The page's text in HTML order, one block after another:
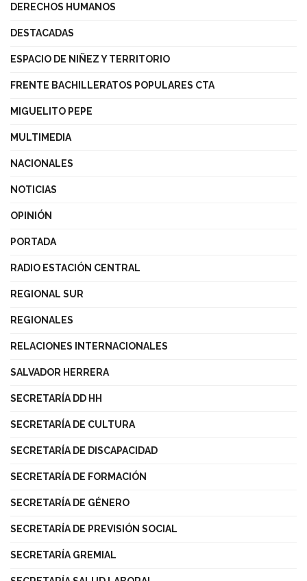
DERECHOS HUMANOS
DESTACADAS
ESPACIO DE NIÑEZ Y TERRITORIO
FRENTE BACHILLERATOS POPULARES CTA
MIGUELITO PEPE
MULTIMEDIA
NACIONALES
NOTICIAS
OPINIÓN
PORTADA
RADIO ESTACIÓN CENTRAL
REGIONAL SUR
REGIONALES
RELACIONES INTERNACIONALES
SALVADOR HERRERA
SECRETARÍA DD HH
SECRETARÍA DE CULTURA
SECRETARÍA DE DISCAPACIDAD
SECRETARÍA DE FORMACIÓN
SECRETARÍA DE GÉNERO
SECRETARÍA DE PREVISIÓN SOCIAL
SECRETARÍA GREMIAL